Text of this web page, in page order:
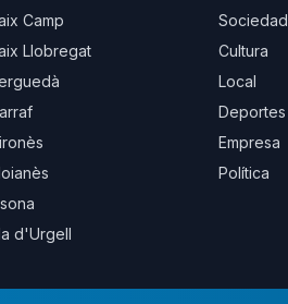
Camp
Llobregat
d'Urgell
Sociedad
Cultura
Local
Deportes
Empresa
Política